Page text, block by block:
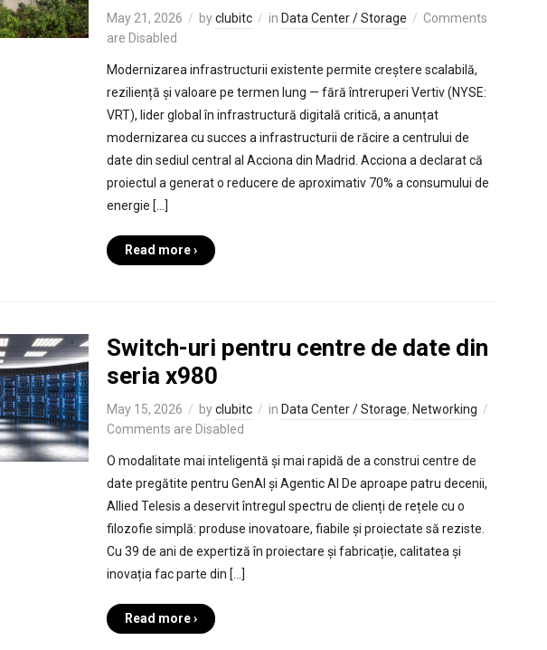
May 21, 2026 byclubitc in Data Center / Storage
Comments
are Disabled
Modernizarea infrastructurii existente permite creștere scalabilă,
reziliență și valoare pe termen lung — fără întreruperi Vertiv (NYSE:
VRT), lider global în infrastructură digitală critică, a anunțat
modernizarea cu succes a infrastructurii de răcire a centrului de
date din sediul central al Acciona din Madrid. Acciona a declarat că
proiectul a generat o reducere de aproximativ 70% a consumului de
energie […]
Read more ›
Switch-uri pentru centre de date din
seria x980
May 15, 2026 byclubitc in Data Center / Storage, Networking
Comments are Disabled
O modalitate mai inteligentă și mai rapidă de a construi centre de
date pregătite pentru GenAI și Agentic AI De aproape patru decenii,
Allied Telesis a deservit întregul spectru de clienți de rețele cu o
filozofie simplă: produse inovatoare, fiabile și proiectate să reziste.
Cu 39 de ani de expertiză în proiectare și fabricație, calitatea și
inovația fac parte din […]
Read more ›